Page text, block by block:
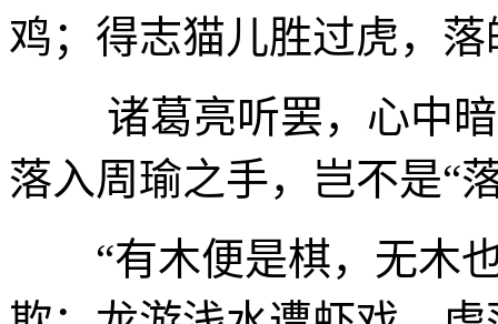
鸡；得志猫儿胜过虎，
诸葛亮听罢，心中暗
落入周瑜之手，岂不是“
“有木便是棋，无木